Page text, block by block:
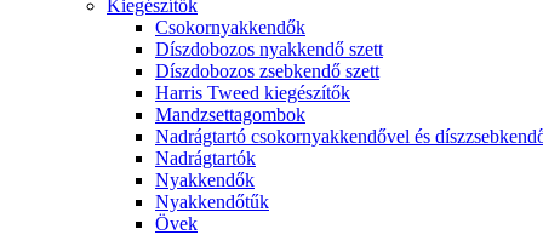
Kiegészítők
Csokornyakkendők
Díszdobozos nyakkendő szett
Díszdobozos zsebkendő szett
Harris Tweed kiegészítők
Mandzsettagombok
Nadrágtartó csokornyakkendővel és
Nadrágtartók
Nyakkendők
Nyakkendőtűk
Övek